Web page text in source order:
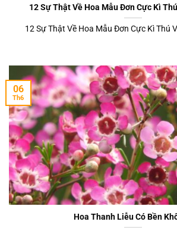
12 Sự Thật Về Hoa Mẫu Đơn Cực Kì
12 Sự Thật Về Hoa Mẫu Đơn Cực Kì Thú
Hoa Thanh Liễu Có Bền
06
Th6